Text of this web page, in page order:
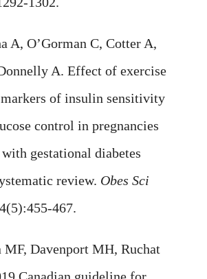
A, O’Gorman C, Cotter A,
A. Effect of exercise
of insulin sensitivity
control in pregnancies
gestational diabetes
review. Obes Sci
467.
Davenport MH, Ruchat